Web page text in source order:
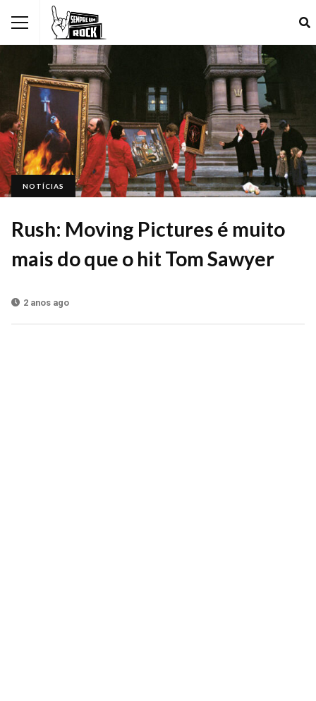
NOTÍCIAS
Rush: Moving Pictures é muito
mais do que o hit Tom Sawyer
2 anos ago